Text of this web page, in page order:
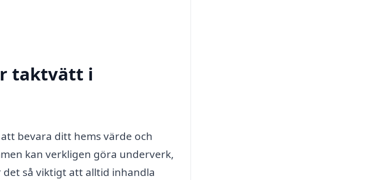
taktvätt i
bevara ditt hems värde och
kan verkligen göra underverk,
så viktigt att alltid inhandla